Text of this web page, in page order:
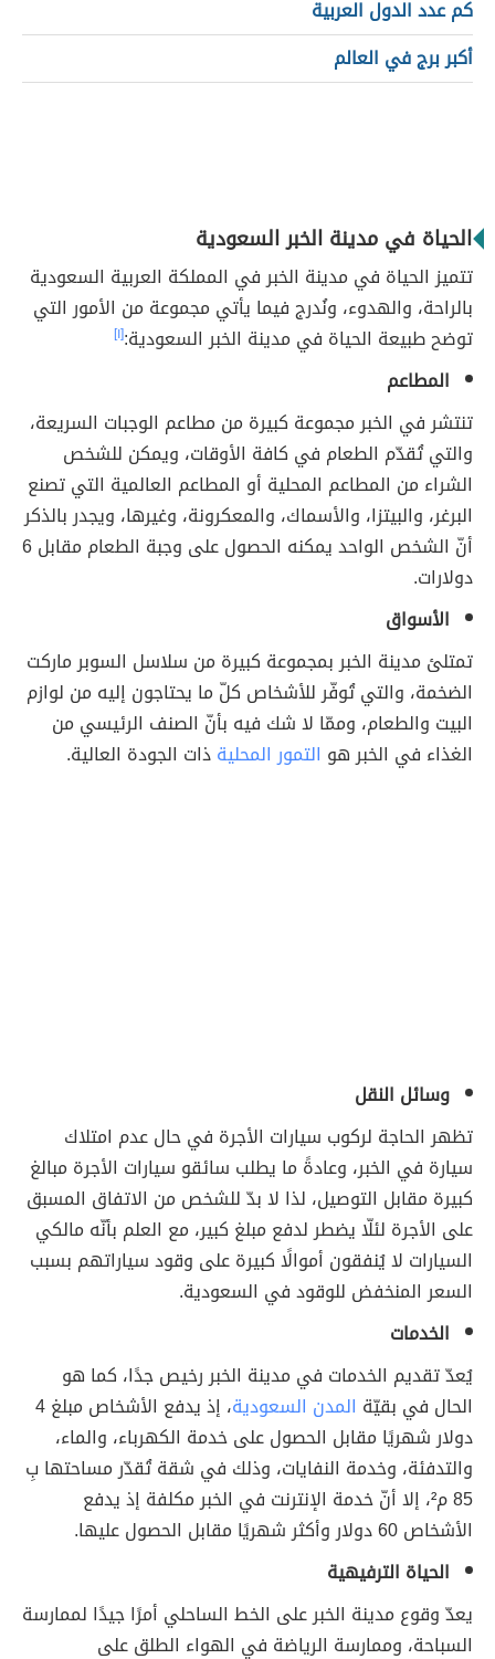
كم عدد الدول العربية
أكبر برج في العالم
الحياة في مدينة الخبر السعودية
تتميز الحياة في مدينة الخبر في المملكة العربية السعودية
بالراحة، والهدوء، ونُدرج فيما يأتي مجموعة من الأمور التي
توضح طبيعة الحياة في مدينة الخبر السعودية:[١]
المطاعم
تنتشر في الخبر مجموعة كبيرة من مطاعم الوجبات السريعة،
والتي تُقدّم الطعام في كافة الأوقات، ويمكن للشخص
الشراء من المطاعم المحلية أو المطاعم العالمية التي تصنع
البرغر، والبيتزا، والأسماك، والمعكرونة، وغيرها، ويجدر بالذكر
أنّ الشخص الواحد يمكنه الحصول على وجبة الطعام مقابل 6
دولارات.
الأسواق
تمتلئ مدينة الخبر بمجموعة كبيرة من سلاسل السوبر ماركت
الضخمة، والتي تُوفّر للأشخاص كلّ ما يحتاجون إليه من لوازم
البيت والطعام، وممّا لا شك فيه بأنّ الصنف الرئيسي من
الغذاء في الخبر هو التمور المحليةذات الجودة العالية.
وسائل النقل
تظهر الحاجة لركوب سيارات الأجرة في حال عدم امتلاك
سيارة في الخبر، وعادةً ما يطلب سائقو سيارات الأجرة مبالغ
كبيرة مقابل التوصيل، لذا لا بدّ للشخص من الاتفاق المسبق
على الأجرة لئلّا يضطر لدفع مبلغ كبير، مع العلم بأنّه مالكي
السيارات لا يُنفقون أموالًا كبيرة على وقود سياراتهم بسبب
السعر المنخفض للوقود في السعودية.
الخدمات
يُعدّ تقديم الخدمات في مدينة الخبر رخيص جدًا، كما هو
الحال في بقيّة المدن السعودية
، إذ يدفع الأشخاص مبلغ 4
دولار شهريًا مقابل الحصول على خدمة الكهرباء، والماء،
والتدفئة، وخدمة النفايات، وذلك في شقة تُقدّر مساحتها بِ
85 م ²، إلا أنّ خدمة الإنترنت في الخبر مكلفة إذ يدفع
الأشخاص 60 دولار وأكثر شهريًا مقابل الحصول عليها.
الحياة الترفيهية
يعدّ وقوع مدينة الخبر على الخط الساحلي أمرًا جيدًا لممارسة
السباحة، وممارسة الرياضة في الهواء الطلق على